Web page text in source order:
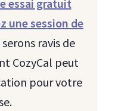
essai gratuit
une session de
ravis de
CozyCal peut
pour votre